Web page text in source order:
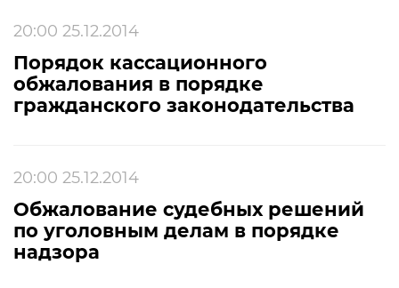
20:00 25.12.2014
Порядок кассационного
обжалования в порядке
гражданского законодательства
20:00 25.12.2014
Обжалование судебных решений
по уголовным делам в порядке
надзора